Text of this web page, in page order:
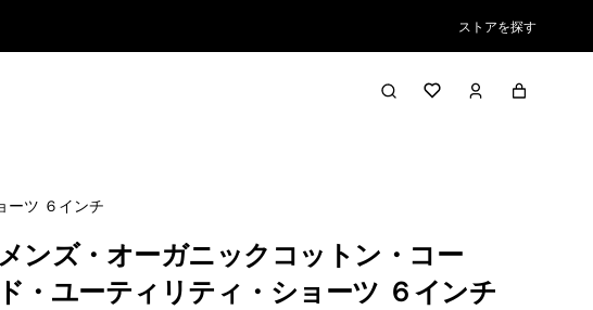
ストアを探す
ーツ ６インチ
メンズ・オーガニックコットン・コー
ド・ユーティリティ・ショーツ ６インチ